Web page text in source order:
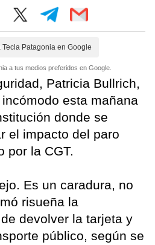
Tecla Patagonia en Google
a tus medios preferidos en Google.
Patricia Bullrich,
esta mañana
donde se
el impacto del paro
por la CGT.
Es un caradura, no
risueña la
devolver la tarjeta y
público, según se